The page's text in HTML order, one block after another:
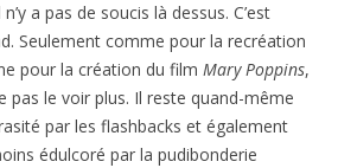
a pas de soucis là dessus. C’est
Seulement comme pour la recréation
pour la création du film Mary Poppins,
pas le voir plus. Il reste quand-même
par les flashbacks et également
édulcoré par la pudibonderie